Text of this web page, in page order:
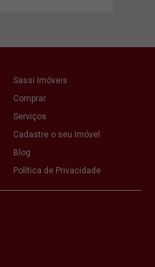
Sassi Imóveis
Comprar
Serviços
Cadastre o seu Imóvel
Blog
Política de Privacidade